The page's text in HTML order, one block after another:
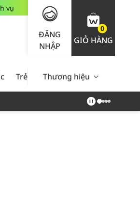
vụ
ĐĂNG
NHẬP
0
GIỎ HÀNG
Trẻ Em Nam Giới Chăm Sóc
Thương hiệu